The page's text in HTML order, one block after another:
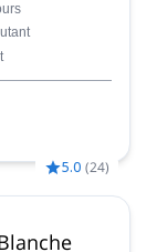
5.0 (24)